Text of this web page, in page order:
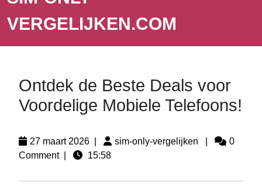
VERGELIJKEN.COM
Ontdek de Beste Deals voor
Voordelige Mobiele Telefoons!
27 maart 2026 sim-only-vergelijken
0
Comment
15:58